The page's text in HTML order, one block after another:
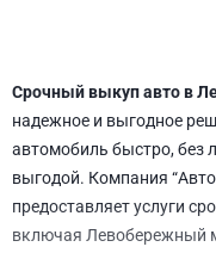
Срочный выкуп авто в
надежное и выгодное
автомобиль быстро, без
выгодой. Компания
предоставляет услуги
включая Левобережный